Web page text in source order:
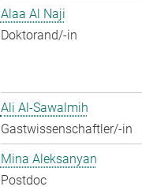
Alaa Al Naji
Doktorand/-in
Ali Al-Sawalmih
Gastwissenschaftler/-in
Mina Aleksanyan
Postdoc